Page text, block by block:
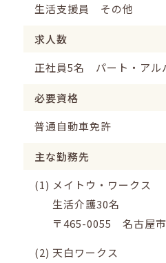
生活支援員 その他
求人数
正社員5名 パート・ア
必要資格
普通自動車免許
主な勤務先
(1) メイトウ・ワークス
生活介護30名
〒465-0055 名古屋
(2) 天白ワークス